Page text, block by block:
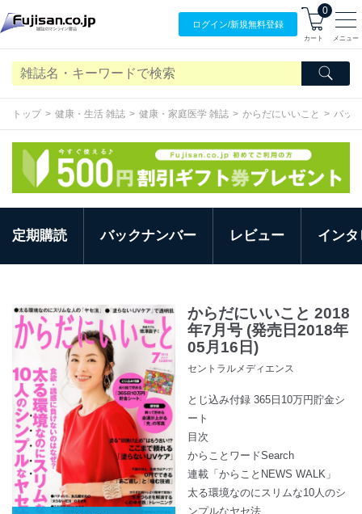
ログイン/新規無料登録
0
カート メニュー
トップ 健康・生活 雑誌 健康・家庭医学 雑誌 からだにいいこと バッ
定期購読 バックナンバー レビュー イン
からだにいいこと 2018
年7月号 (発売日2018年
05月16日)
セントラルメディエンス
とじ込み付録 365日10万円貯金シ
ート
目次
からことワードSearch
連載「からことNEWS WALK」
太る環境なのにスリムな10人のシ
ンプルなヤセ法